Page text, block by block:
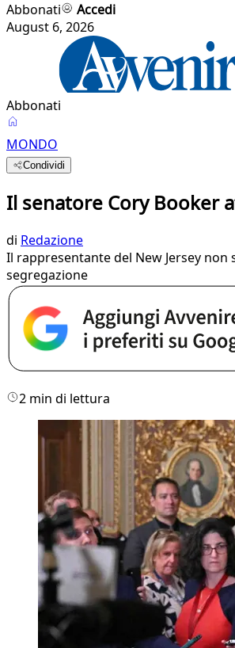
Abbonati
Accedi
August 6, 2026
Abbonati
MONDO
Condividi
Il senatore Cory Booker
di Redazione
Il rappresentante del New Jersey
segregazione
2 min di lettura